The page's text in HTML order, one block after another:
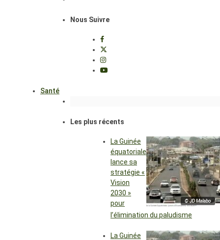
Nous Suivre
Santé
Les plus récents
© JD Malabo
La Guinée
équatoriale
lance sa
stratégie «
Vision
2030 »
pour
l’élimination du paludisme
La Guinée